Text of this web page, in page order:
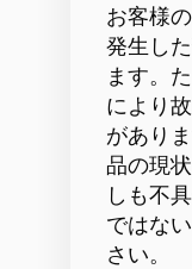
お客様
発生し
ます。
により
があり
品の現
しも不
ではな
さい。